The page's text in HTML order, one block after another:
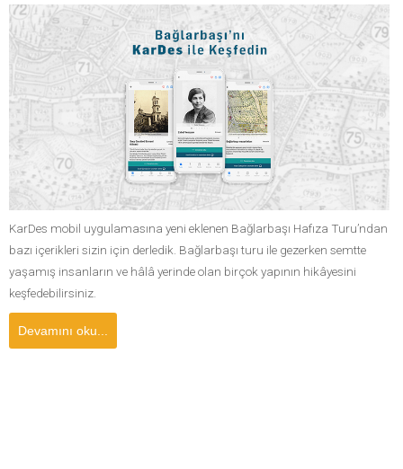
KarDes mobil uygulamasına yeni eklenen Bağlarbaşı Hafıza Turu’ndan
bazı içerikleri sizin için derledik. Bağlarbaşı turu ile gezerken semtte
yaşamış insanların ve hâlâ yerinde olan birçok yapının hikâyesini
keşfedebilirsiniz.
Devamını oku...